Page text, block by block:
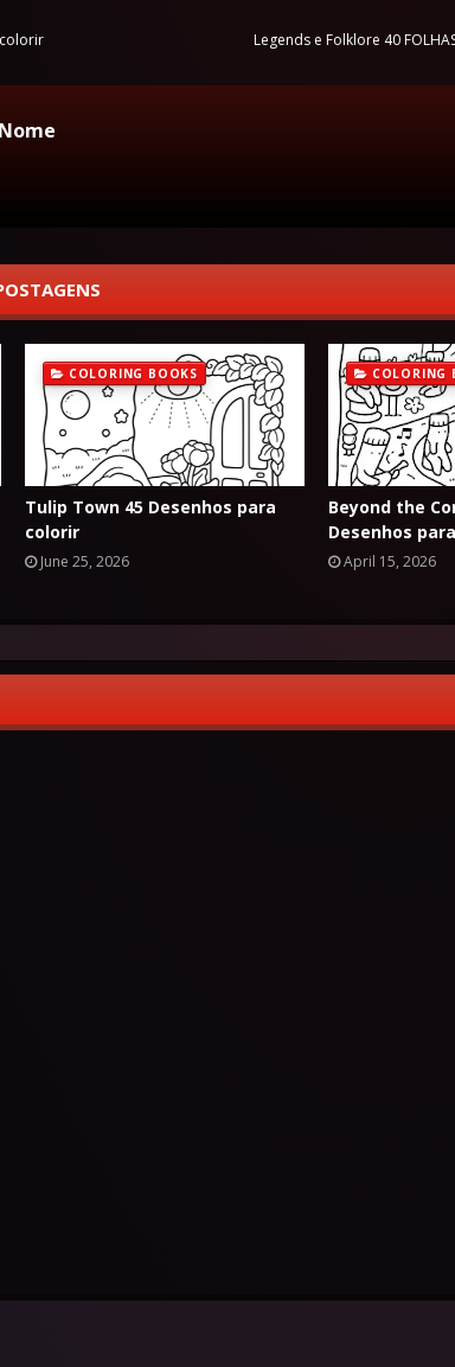
Legends e Folklore 40
COLORING BOOKS
Tulip Town 45 Desenhos para
colorir
June 25, 2026
COLORING
Beyond the
Desenhos
April 15, 2026